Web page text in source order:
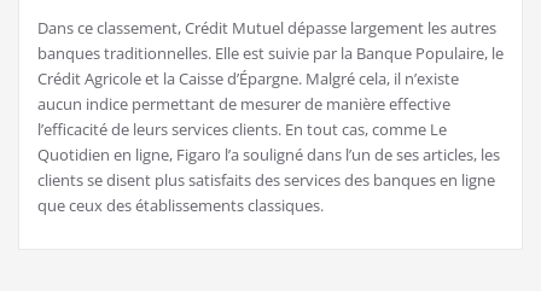
Dans ce classement, Crédit Mutuel dépasse largement les autres
banques traditionnelles. Elle est suivie par la Banque Populaire, le
Crédit Agricole et la Caisse d’Épargne. Malgré cela, il n’existe
aucun indice permettant de mesurer de manière effective
l’efficacité de leurs services clients. En tout cas, comme Le
Quotidien en ligne, Figaro l’a souligné dans l’un de ses articles, les
clients se disent plus satisfaits des services des banques en ligne
que ceux des établissements classiques.